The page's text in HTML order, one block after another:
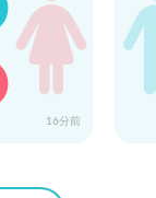
16分前